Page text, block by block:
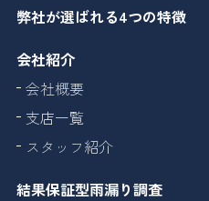
弊社が選ばれる4つの特徴
会社紹介
会社概要
支店一覧
スタッフ紹介
結果保証型雨漏り調査